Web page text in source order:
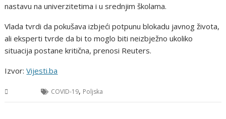
nastavu na univerzitetima i u srednjim školama.
Vlada tvrdi da pokušava izbjeći potpunu blokadu javnog života,
ali eksperti tvrde da bi to moglo biti neizbježno ukoliko
situacija postane kritična, prenosi Reuters.
Izvor:Vijesti.ba
COVID-19, Poljska